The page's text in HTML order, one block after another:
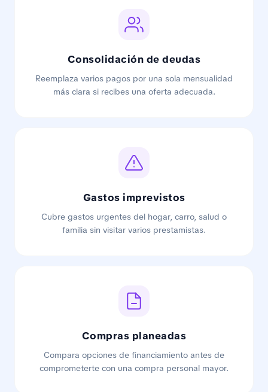
Consolidación de deudas
Reemplaza varios pagos por una sola mensualidad
más clara si recibes una oferta adecuada.
Gastos imprevistos
Cubre gastos urgentes del hogar, carro, salud o
familia sin visitar varios prestamistas.
Compras planeadas
Compara opciones de financiamiento antes de
comprometerte con una compra personal mayor.